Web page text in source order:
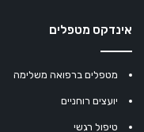
אינדקס מטפלים
מטפלים ברפואה משלימה
יועצים רוחניים
טיפול רגשי